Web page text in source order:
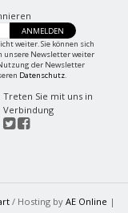
ANMELDEN
weiter. Sie können sich
unsere Newsletter weiter
der Newsletter
Datenschutz.
Treten Sie mit uns in
Verbindung
/ Hosting by AE Online |